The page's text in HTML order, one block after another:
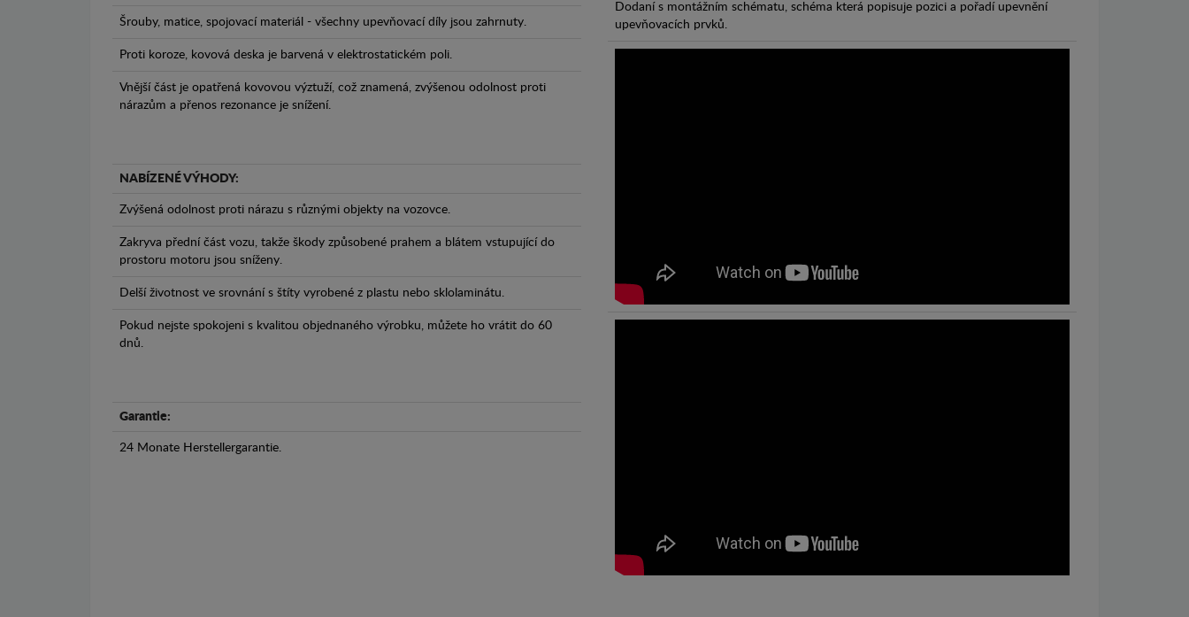
Šrouby, matice, spojovací materiál - všechny upevňovací díly jsou zahrnuty.
Proti koroze, kovová deska je barvená v elektrostatickém poli.
Vnější část je opatřená kovovou výztuží, což znamená, zvýšenou odolnost proti
nárazům a přenos rezonance je snížení.
NABÍZENÉ VÝHODY:
Zvýšená odolnost proti nárazu s různými objekty na vozovce.
Zakryva přední část vozu, takže škody způsobené prahem a blátem vstupující do
prostoru motoru jsou sníženy.
Delší životnost ve srovnání s štíty vyrobené z plastu nebo sklolaminátu.
Pokud nejste spokojeni s kvalitou objednaného výrobku, můžete ho vrátit do 60
dnů.
Garantie:
24 Monate Herstellergarantie.
Dodaní s montážním schématu, schéma která popisuje pozici a pořadí upevnění
upevňovacích prvků.